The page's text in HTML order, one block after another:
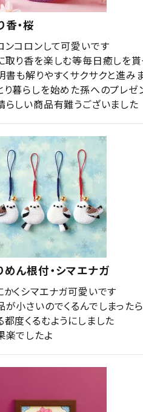
香・桜
ンコロンして可愛いです
取り香を楽しむ等毎日癒しを貰
書も解りやすくサクサクと進み
り暮らしを始めた孫へのプレゼ
らしい商品有難うございました
めん根付・シマエナガ
かくシマエナガ可愛いです
が小さいのでくるんでしまった
都度くるむようにしました
楽でしたよ